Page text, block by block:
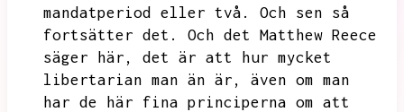
mandatperiod eller två.
Och sen så
fortsätter det.
Och det Matthew Reece
säger här,
det är att hur mycket
libertarian man än är,
även om man
har de här fina principerna om att